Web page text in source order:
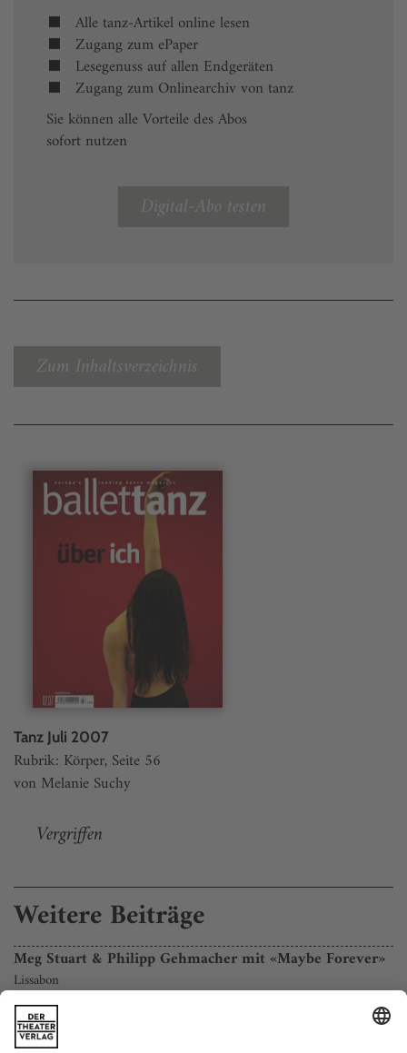
Alle tanz-Artikel online lesen
Zugang zum ePaper
Lesegenuss auf allen Endgeräten
Zugang zum Onlinearchiv von tanz
Sie können alle Vorteile des Abos
sofort nutzen
Digital-Abo testen
Zum Inhaltsverzeichnis
Tanz Juli 2007
Rubrik: Körper, Seite 56
von Melanie Suchy
Vergriffen
Weitere Beiträge
Meg Stuart & Philipp Gehmacher mit «Maybe Forever»
Lissabon
Auf den ersten Blick sind Gehmacher und Stuart viel zu
verschieden, um eine Kreation gemeinsam auf die Beine zu